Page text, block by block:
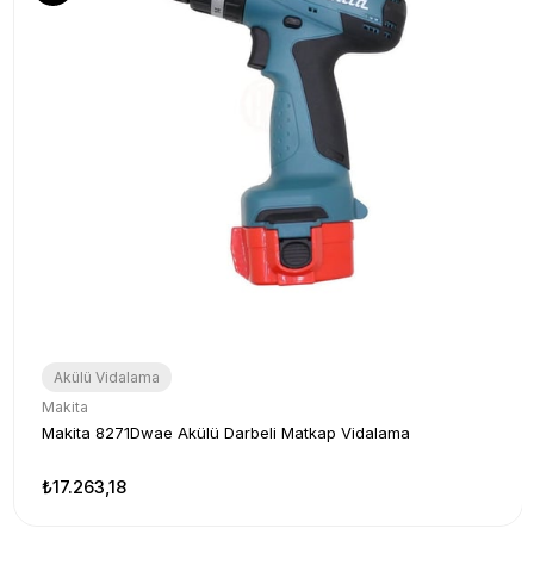
Akülü Vidalama
Makita
Makita 8271Dwae Akülü Darbeli Matkap Vidalama
₺17.263,18